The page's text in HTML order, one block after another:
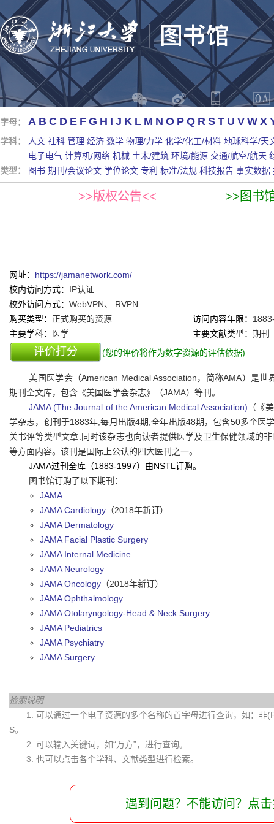
字母： A B C D E F G H I J K L M N O P Q R S T U V W X
学科： 人文 社科 管理 经济 数学 物理/力学 化学/化工/材料 地球科学/天
电子电气 计算机/网络 机械 土木/建筑 环境/能源 交通/航空/航天
类型：
图书 期刊/会议论文 学位论文 专利 标准/法规 科技报告 事实数据
>>版权公告<< >>图书
网址： https://jamanetwork.com/
校内访问方式： IP认证
校外访问方式： WebVPN、 RVPN
购买类型： 正式购买的资源 访问内容年限：
主要学科：
医学 主要文献类型： 期刊
评价打分 (您的评价将作为数字资源的评估依据)
美国医学会（American Medical Association，简称AMA）是
期刊全文库，包含《美国医学会杂志》（JAMA）等刊。
JAMA (The Journal of the American Medical Association) （《
学杂志，创刊于1883年,每月出版4期,全年出版48期，包含50多个医
关书评等类型文章.同时该杂志也向读者提供医学及卫生保健领域的
等方面内容。该刊是国际上公认的四大医刊之一。
JAMA过刊全库（1883-1997） 由NSTL订购。
图书馆订购了以下期刊：
JAMA
JAMA Cardiology （2018年新订）
JAMA Dermatology
JAMA Facial Plastic Surgery
JAMA Internal Medicine
JAMA Neurology
JAMA Oncology （2018年新订）
JAMA Ophthalmology
JAMA Otolaryngology-Head & Neck Surgery
JAMA Pediatrics
JAMA Psychiatry
JAMA Surgery
检索说明
1. 可以通过一个电子资源的多个名称的首字母进行查询，如：
S。
2. 可以输入关键词，如“万方”，进行查询。
3. 也可以点击各个学科、文献类型进行检索。
遇到问题？不能访问？点